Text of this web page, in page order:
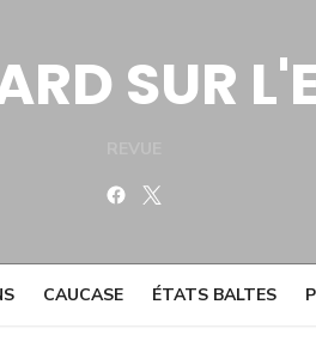
SUR
Facebook
CAUCASE ÉTATS BALTES